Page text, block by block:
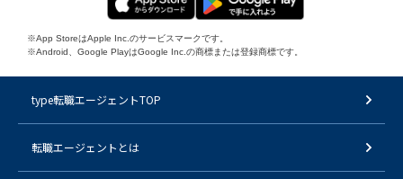
※App StoreはApple Inc.のサービスマークです。
※Android、Google PlayはGoogle Inc.の商標または登録商標です。
type転職エージェントTOP
転職エージェントとは